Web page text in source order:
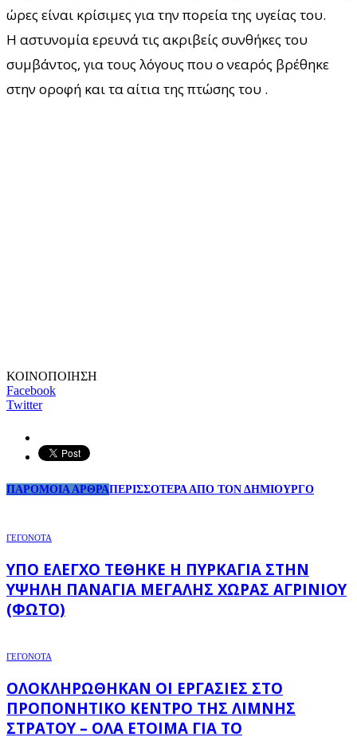
ώρες είναι κρίσιμες για την πορεία της υγείας του.
Η αστυνομία ερευνά τις ακριβείς συνθήκες του
συμβάντος, για τους λόγους που ο νεαρός βρέθηκε
στην οροφή και τα αίτια της πτώσης του .
ΚΟΙΝΟΠΟΙΗΣΗ
Facebook
Twitter
ΠΑΡΟΜΟΙΑ ΑΡΘΡΑΠΕΡΙΣΣΟΤΕΡΑ ΑΠΟ ΤΟΝ ΔΗΜΙΟΥΡΓΟ
ΓΕΓΟΝΟΤΑ
ΥΠΌ ΈΛΕΓΧΟ ΤΈΘΗΚΕ Η ΠΥΡΚΑΓΙΆ ΣΤΗΝ
ΥΨΗΛΉ ΠΑΝΑΓΙΆ ΜΕΓΆΛΗΣ ΧΏΡΑΣ ΑΓΡΙΝΊΟΥ
(ΦΩΤΌ)
ΓΕΓΟΝΟΤΑ
ΟΛΟΚΛΗΡΏΘΗΚΑΝ ΟΙ ΕΡΓΑΣΊΕΣ ΣΤΟ
ΠΡΟΠΟΝΗΤΙΚΌ ΚΈΝΤΡΟ ΤΗΣ ΛΊΜΝΗΣ
ΣΤΡΆΤΟΥ – ΌΛΑ ΈΤΟΙΜΑ ΓΙΑ ΤΟ